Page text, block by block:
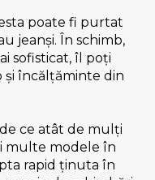
poate fi purtat
jeanși. În schimb,
sofisticat, îl poți
și încălțăminte din
ce atât de mulți
multe modele în
rapid ținuta în